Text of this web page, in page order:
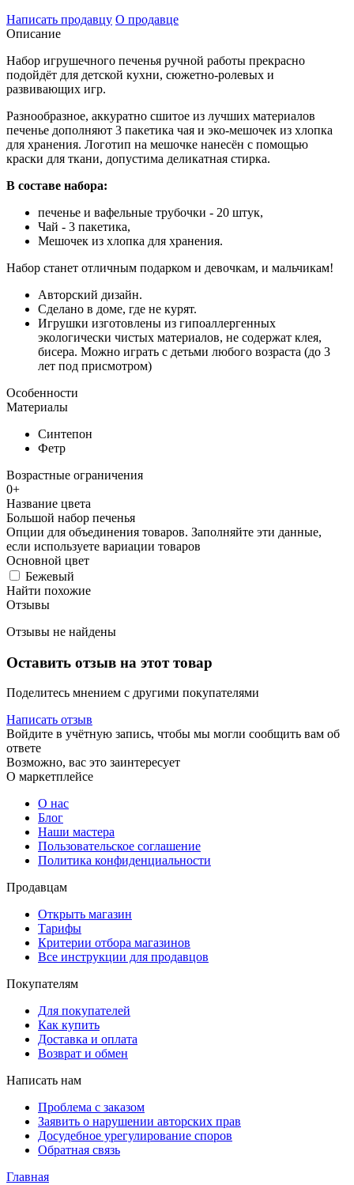
Написать продавцу О продавце
Описание
Набор игрушечного печенья ручной работы прекрасно
подойдёт для детской кухни, сюжетно-ролевых и
развивающих игр.
Разнообразное, аккуратно сшитое из лучших материалов
печенье дополняют 3 пакетика чая и эко-мешочек из хлопка
для хранения. Логотип на мешочке нанесён с помощью
краски для ткани, допустима деликатная стирка.
В составе набора:
печенье и вафельные трубочки - 20 штук,
Чай - 3 пакетика,
Мешочек из хлопка для хранения.
Набор станет отличным подарком и девочкам, и мальчикам!
Авторский дизайн.
Сделано в доме, где не курят.
Игрушки изготовлены из гипоаллергенных
экологически чистых материалов, не содержат клея,
бисера. Можно играть с детьми любого возраста (до 3
лет под присмотром)
Особенности
Материалы
Синтепон
Фетр
Возрастные ограничения
0+
Название цвета
Большой набор печенья
Опции для объединения товаров. Заполняйте эти данные,
если используете вариации товаров
Основной цвет
Бежевый
Найти похожие
Отзывы
Отзывы не найдены
Оставить отзыв на этот товар
Поделитесь мнением с другими покупателями
Написать отзыв
Войдите в учётную запись, чтобы мы могли сообщить вам об
ответе
Возможно, вас это заинтересует
О маркетплейсе
О нас
Блог
Наши мастера
Пользовательское соглашение
Политика конфиденциальности
Продавцам
Открыть магазин
Тарифы
Критерии отбора магазинов
Все инструкции для продавцов
Покупателям
Для покупателей
Как купить
Доставка и оплата
Возврат и обмен
Написать нам
Проблема с заказом
Заявить о нарушении авторских прав
Досудебное урегулирование споров
Обратная связь
Главная